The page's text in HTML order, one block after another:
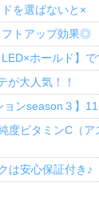
を選ばないと×
フトアップ効果◎
ホールド】で
が大人気！！
ョンseason３】
度ビタミンC（
は安心保証付き♪